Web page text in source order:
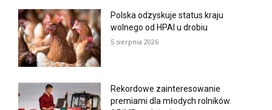
Polska odzyskuje status kraju
wolnego od HPAI u drobiu
5 sierpnia 2026
Rekordowe zainteresowanie
premiami dla młodych rolników.